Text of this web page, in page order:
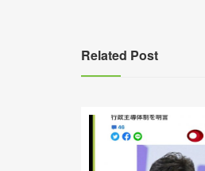
Related Post